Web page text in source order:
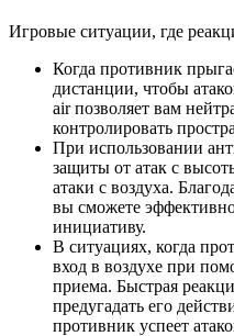
Игровые ситуации, где
Когда противник
дистанции, чтобы
air позволяет вам
контролировать
При использовании
защиты от атак с
атаки с воздуха.
вы сможете эффективно
инициативу.
В ситуациях, когда
вход в воздухе при
приема. Быстрая
предугадать его
противник успеет